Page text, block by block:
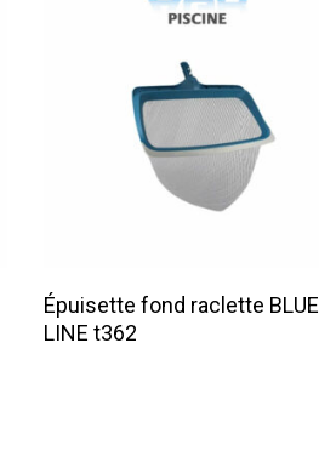
Lire La Suite
Épuisette fond raclette BLUE
LINE t362